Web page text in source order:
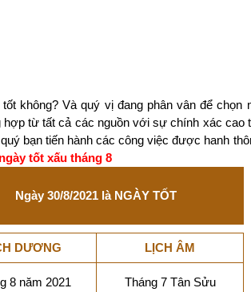
không? Và quý vị đang phân vân để
từ tất cả các nguồn với sự chính xác cao
bạn tiến hành các công việc được hanh
ngày tốt xấu tháng 8
Ngày 30/8/2021 là NGÀY TỐT
DƯƠNG LỊCH ÂM
8 năm 2021 Tháng 7 Tân Sửu